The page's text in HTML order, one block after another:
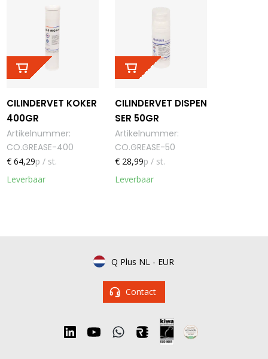
CILINDERVET KOKER
400GR
Artikelnummer:
CO.GREASE-400
Leverbaar
€ 64,29p / st.
CILINDERVET DISPEN
SER 50GR
Artikelnummer:
CO.GREASE-50
Leverbaar
€ 28,99p / st.
Q Plus NL - EUR
Contact